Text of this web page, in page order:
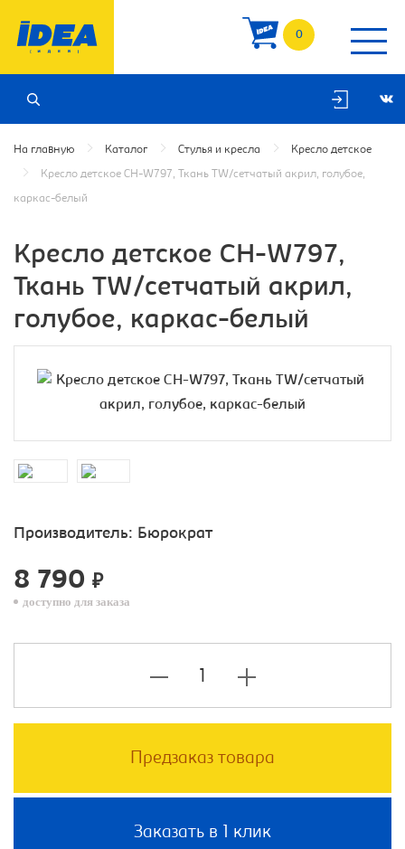
0
На главную Каталог Стулья и кресла Кресло детское
Кресло детское CH-W797, Ткань TW/сетчатый акрил, голубое,
каркас-белый
Кресло детское CH-W797,
Ткань TW/сетчатый акрил,
голубое, каркас-белый
Производитель: Бюрократ
8 790 ₽
доступно для заказа
Предзаказ товара
Заказать в 1 клик